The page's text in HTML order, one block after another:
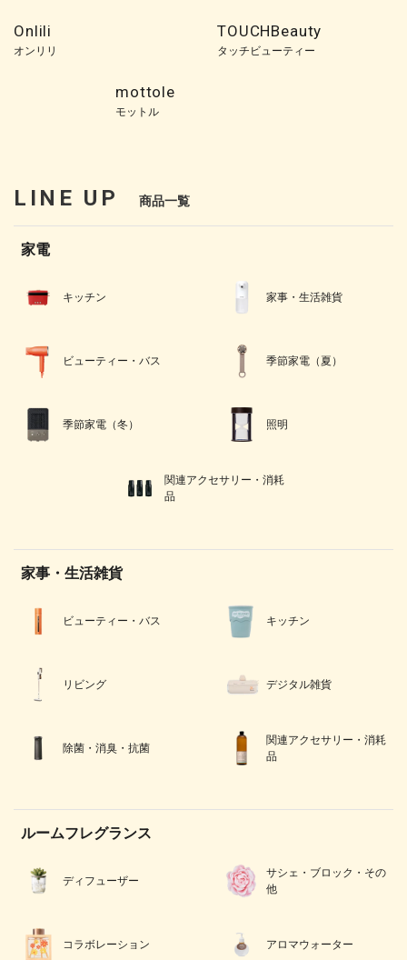
Onlili
オンリリ
TOUCHBeauty
タッチビューティー
mottole
モットル
LINE UP 商品一覧
家電
キッチン 家事・生活雑貨
ビューティー・バス 季節家電（夏）
季節家電（冬） 照明
関連アクセサリー・消耗
品
家事・生活雑貨
ビューティー・バス キッチン
リビング デジタル雑貨
除菌・消臭・抗菌
関連アクセサリー・消耗
品
ルームフレグランス
ディフューザー
サシェ・ブロック・その
他
コラボレーション アロマウォーター